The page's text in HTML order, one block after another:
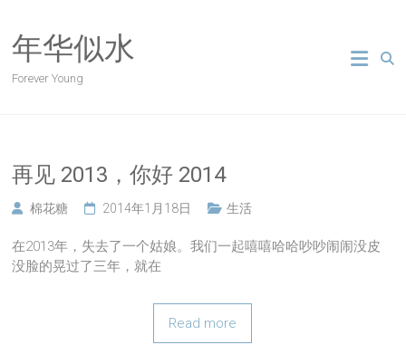
content
年华似水
Forever Young
再见 2013，你好 2014
棉花糖 2014年1月18日 生活
在2013年，失去了一个姑娘。我们一起嘻嘻哈哈吵吵闹闹没皮
没脸的晃过了三年，就在
Read more